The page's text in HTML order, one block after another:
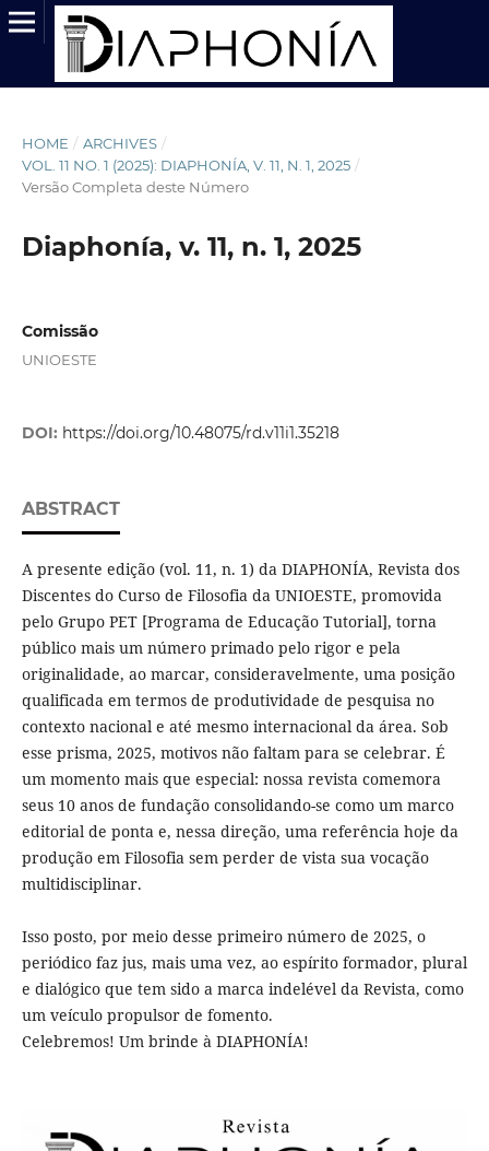
HOME / ARCHIVES /
VOL. 11 NO. 1 (2025): DIAPHONÍA, V. 11, N. 1, 2025 /
Versão Completa deste Número
Diaphonía, v. 11, n. 1, 2025
Comissão
UNIOESTE
DOI: https://doi.org/10.48075/rd.v11i1.35218
ABSTRACT
A presente edição (vol. 11, n. 1) da DIAPHONÍA, Revista dos
Discentes do Curso de Filosofia da UNIOESTE, promovida
pelo Grupo PET [Programa de Educação Tutorial], torna
público mais um número primado pelo rigor e pela
originalidade, ao marcar, consideravelmente, uma posição
qualificada em termos de produtividade de pesquisa no
contexto nacional e até mesmo internacional da área. Sob
esse prisma, 2025, motivos não faltam para se celebrar. É
um momento mais que especial: nossa revista comemora
seus 10 anos de fundação consolidando-se como um marco
editorial de ponta e, nessa direção, uma referência hoje da
produção em Filosofia sem perder de vista sua vocação
multidisciplinar.
Isso posto, por meio desse primeiro número de 2025, o
periódico faz jus, mais uma vez, ao espírito formador, plural
e dialógico que tem sido a marca indelével da Revista, como
um veículo propulsor de fomento.
Celebremos! Um brinde à DIAPHONÍA!